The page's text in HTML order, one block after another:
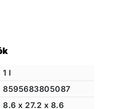
1 l
8595683805087
8.6 x 27.2 x 8.6